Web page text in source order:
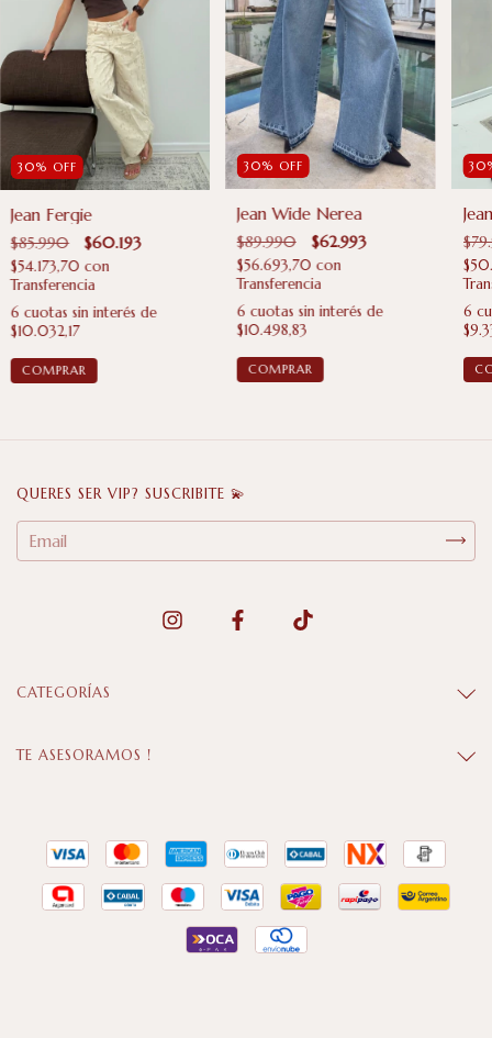
30% OFF
Jean Fergie
$85.990 $60.193
$54.173,70 con
Transferencia
6 cuotas sin interés de
$10.032,17
COMPRAR
30% OFF
Jean Wide Nerea
$89.990 $62.993
$56.693,70 con
Transferencia
6 cuotas sin interés de
$10.498,83
COMPRAR
30
6
QUERES SER VIP? SUSCRIBITE 💫
CATEGORÍAS
TE ASESORAMOS !